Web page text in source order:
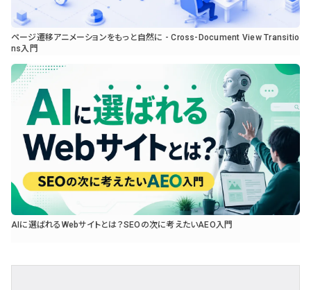
ページ遷移アニメーションをもっと自然に - Cross-Document View Transitio
ns入門
AIに選ばれるWebサイトとは？SEOの次に考えたいAEO入門